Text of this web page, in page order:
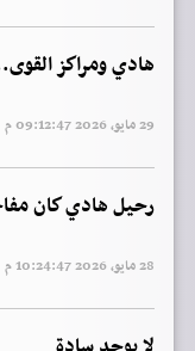
هادي ومراكز
29 مايو, 2026 09:12:47 م
رحيل هادي كان
28 مايو, 2026 10:24:47 م